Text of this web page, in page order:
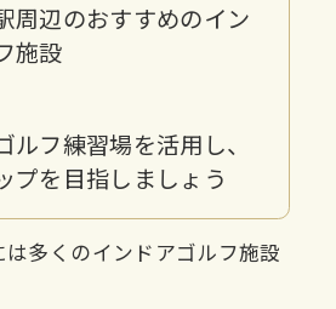
周辺のおすすめのイン
施設
ルフ練習場を活用し、
プを目指しましょう
多くのインドアゴルフ施設